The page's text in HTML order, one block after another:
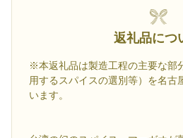
返礼品につ
※本返礼品は製造工程の主要な部
用するスパイスの選別等）を名古
います。